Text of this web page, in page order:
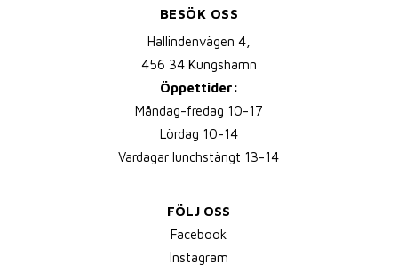
BESÖK OSS
Hallindenvägen 4,
456 34 Kungshamn
Öppettider:
Måndag-fredag 10-17
Lördag 10-14
Vardagar lunchstängt 13-14
FÖLJ OSS
Facebook
Instagram